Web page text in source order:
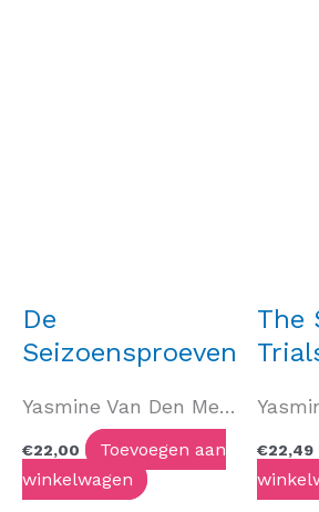
De
Seizoensproeven
Yasmine Van Den Meersch
€22,00
Toevoegen aan
winkelwagen
The
€22,49